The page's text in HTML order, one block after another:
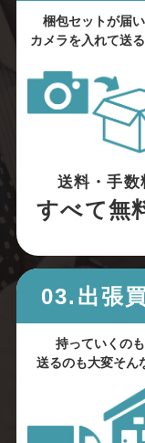
梱包セットが届
カメラを入れて送る
送料・手数
すべて無
03.出張
持っていくのも
送るのも大変そん